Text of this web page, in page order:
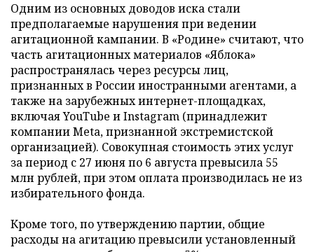
Одним из основных доводов иска стали
предполагаемые нарушения при ведении
агитационной кампании. В «Родине» считают, что
часть агитационных материалов «Яблока»
распространялась через ресурсы лиц,
признанных в России иностранными агентами, а
также на зарубежных интернет-площадках,
включая YouTube и Instagram (принадлежит
компании Meta, признанной экстремистской
организацией). Совокупная стоимость этих услуг
за период с 27 июня по 6 августа превысила 55
млн рублей, при этом оплата производилась не из
избирательного фонда.
Кроме того, по утверждению партии, общие
расходы на агитацию превысили установленный